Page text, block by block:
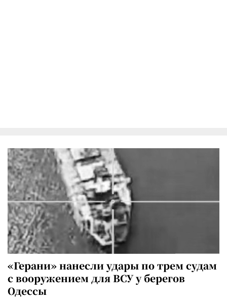
«Герани» нанесли удары по трем судам
с вооружением для ВСУ у берегов
Одессы